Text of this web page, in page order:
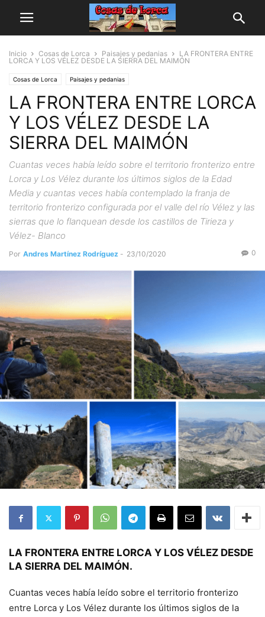
Inicio Cosas de Lorca Paisajes y pedanias
LA FRONTERA ENTRE
LORCA Y LOS VÉLEZ DESDE LA SIERRA DEL MAIMÓN
Cosas de Lorca Paisajes y pedanias
LA FRONTERA ENTRE LORCA
Y LOS VÉLEZ DESDE LA
SIERRA DEL MAIMÓN
Cuantas veces había leído sobre el territorio fronterizo entre
Lorca y Los Vélez durante los últimos siglos de la Edad
Media y cuantas veces había contemplado la franja de
territorio fronterizo configurada por el valle del río Vélez y las
sierras que lo flanquean desde los castillos de Tirieza y
Vélez- Blanco
Por Andres Martínez Rodríguez - 23/10/2020 0
LA FRONTERA ENTRE LORCA Y LOS VÉLEZ DESDE
LA SIERRA DEL MAIMÓN.
Cuantas veces había leído sobre el territorio fronterizo
entre Lorca y Los Vélez durante los últimos siglos de la